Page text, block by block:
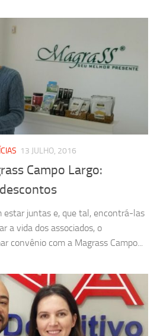
13 JULHO, 2016
Campo Largo:
estar juntas e, que tal, encontrá-las
a vida dos associados, o
convênio com a Magrass Campo...